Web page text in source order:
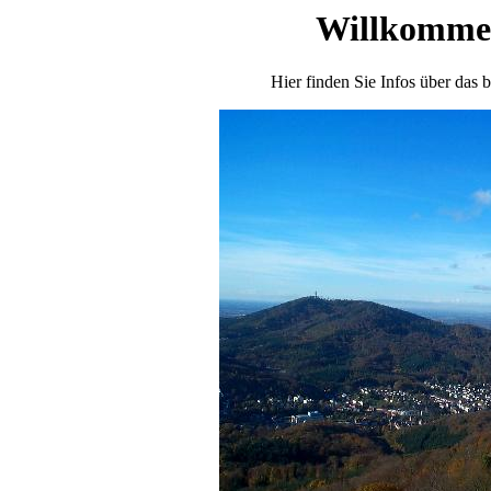
Hier finden Sie Infos über das